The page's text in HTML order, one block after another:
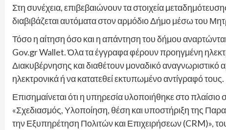
Στη συνέχεια, επιβεβαιώνουν τα στοιχεία
διαβιβάζεται αυτόματα στον αρμόδιο Δήμο μέσω του
Τόσο η αίτηση όσο και η απάντηση του δήμου
Gov.gr Wallet. Όλα τα έγγραφα φέρουν προηγμένη
Διακυβέρνησης και διαθέτουν μοναδικό
ηλεκτρονικά ή να κατατεθεί εκτυπωμένο αντίγραφό τους.
Επισημαίνεται ότι η υπηρεσία υλοποιήθηκε στο
«Σχεδιασμός, Υλοποίηση, θέση και υποστήριξη της
την Εξυπηρέτηση Πολιτών και Επιχειρήσεων (CRM)»,